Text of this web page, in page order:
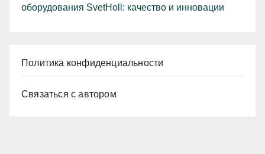
оборудования SvetHoll: качество и инновации
Политика конфиденциальности
Связаться с автором